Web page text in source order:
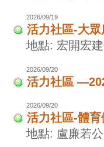
2026/09/19
活力社區-大眾
地點: 宏開宏
2026/09/20
活力社區
2026/09/20
活力社區-體
地點: 盧廉若